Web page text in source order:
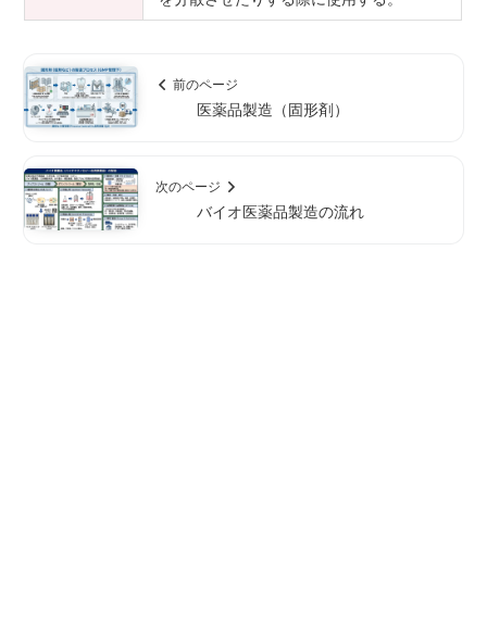
前のページ
医薬品製造（固形剤）
次のページ
バイオ医薬品製造の流れ